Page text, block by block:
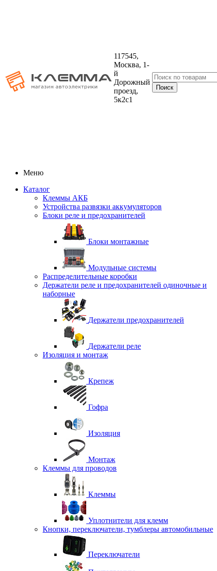
117545,
Москва, 1-
й
Дорожный
проезд,
5к2с1
Меню
Каталог
Клеммы АКБ
Устройства развязки аккумуляторов
Блоки реле и предохранителей
Блоки монтажные
Модульные системы
Распределительные коробки
Держатели реле и предохранителей одиночные и
наборные
Держатели предохранителей
Держатели реле
Изоляция и монтаж
Крепеж
Гофра
Изоляция
Монтаж
Клеммы для проводов
Клеммы
Уплотнители для клемм
Кнопки, переключатели, тумблеры автомобильные
Переключатели